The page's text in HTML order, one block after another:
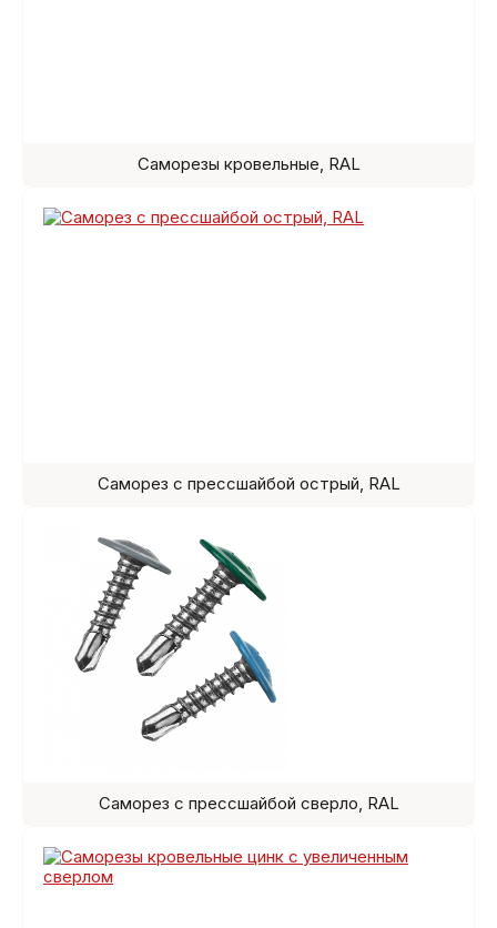
Саморезы кровельные, RAL
Саморез с прессшайбой острый, RAL
Саморез с прессшайбой сверло, RAL